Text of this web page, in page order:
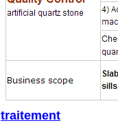
traitement